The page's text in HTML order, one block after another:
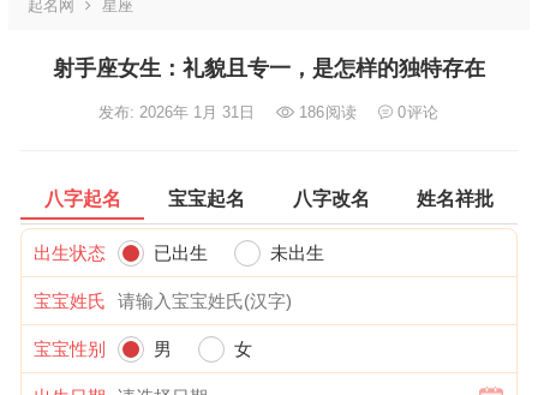
起名网 星座
射手座女生：礼貌且专一，是怎样的独特存在
发布: 2026年 1月 31日 186阅读 0评论
八字起名 宝宝起名 八字改名 姓名祥批
出生状态 已出生 未出生
宝宝姓氏
宝宝性别 男 女